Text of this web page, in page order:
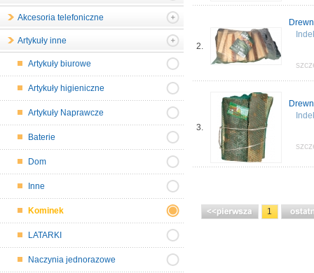
Akcesoria telefoniczne
Artykuły inne
Artykuły biurowe
Artykuły higieniczne
Artykuły Naprawcze
Baterie
Dom
Inne
Kominek
LATARKI
Naczynia jednorazowe
2.
3.
1